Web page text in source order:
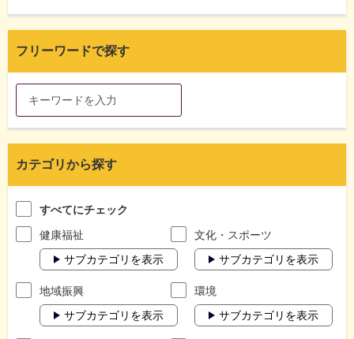
フリーワードで探す
カテゴリから探す
すべてにチェック
健康福祉
サブカテゴリを表示
文化・スポーツ
サブカテゴリを表示
地域振興
サブカテゴリを表示
環境
サブカテゴリを表示